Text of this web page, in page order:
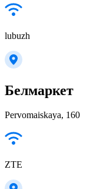
lubuzh
Белмаркет
Pervomaiskaya, 160
ZTE